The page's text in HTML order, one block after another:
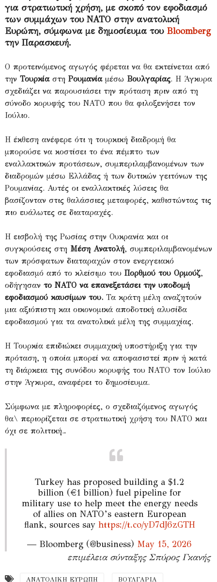
για στρατιωτική χρήση, με σκοπό τον εφοδιασμό
των συμμάχων του ΝΑΤΟ στην ανατολική
Ευρώπη, σύμφωνα με δημοσίευμα του Bloomberg
την Παρασκευή.
Ο προτεινόμενος αγωγός φέρεται να θα εκτείνεται από
την Τουρκίαστη Ρουμανίαμέσω Βουλγαρίας. Η Άγκυρα
σχεδιάζει να παρουσιάσει την πρόταση πριν από τη
σύνοδο κορυφής του ΝΑΤΟ που θα φιλοξενήσει τον
Ιούλιο.
Η έκθεση ανέφερε ότι η τουρκική διαδρομή θα
μπορούσε να κοστίσει το ένα πέμπτο των
εναλλακτικών προτάσεων, συμπεριλαμβανομένων των
διαδρομών μέσω Ελλάδας ή των δυτικών γειτόνων της
Ρουμανίας. Αυτές οι εναλλακτικές λύσεις θα
βασίζονταν στις θαλάσσιες μεταφορές, καθιστώντας τις
πιο ευάλωτες σε διαταραχές.
Η εισβολή της Ρωσίας στην Ουκρανία και οι
συγκρούσεις στη Μέση Ανατολή, συμπεριλαμβανομένων
των πρόσφατων διαταραχών στον ενεργειακό
εφοδιασμό από το κλείσιμο του Πορθμού του Ορμούζ,
οδήγησαν το ΝΑΤΟ να επανεξετάσει την υποδομή
εφοδιασμού καυσίμων του. Τα κράτη μέλη αναζητούν
μια αξιόπιστη και οικονομικά αποδοτική αλυσίδα
εφοδιασμού για τα ανατολικά μέλη της συμμαχίας.
Η Τουρκία επιδιώκει συμμαχική υποστήριξη για την
πρόταση, η οποία μπορεί να αποφασιστεί πριν ή κατά
τη διάρκεια της συνόδου κορυφής του ΝΑΤΟ τον Ιούλιο
στην Άγκυρα, αναφέρει το δημοσίευμα.
Σύμφωνα με πληροφορίες, ο σχεδιαζόμενος αγωγός
θα\ περιορίζεται σε στρατιωτική χρήση του ΝΑΤΟ και
όχι σε πολιτική..
Turkey has proposed building a $1.2
billion (€1 billion) fuel pipeline for
military use to help meet the energy needs
of allies on NATO’s eastern European
flank, sources say https://t.co/yD7dJ6zGTH
— Bloomberg (@business) May 15, 2026
επιμέλεια σύνταξης Σπύρος Γκανής
ΑΝΑΤΟΛΙΚΗ ΕΥΡΩΠΗ ΒΟΥΛΓΑΡΙΑ